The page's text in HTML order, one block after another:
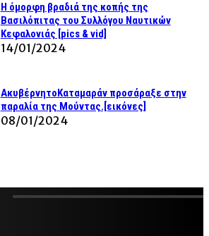
Η όμορφη βραδιά της κοπής της
Βασιλόπιτας του Συλλόγου Ναυτικών
Κεφαλονιάς [pics & vid]
14/01/2024
ΑκυβέρνητοΚαταμαράν προσάραξε στην
παραλία της Μούντας.[εικόνες]
08/01/2024